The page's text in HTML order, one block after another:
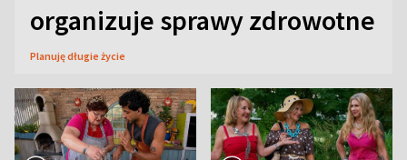
organizuje sprawy zdrowotne
Planuję długie życie